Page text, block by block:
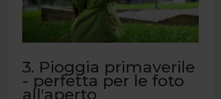
3. Pioggia primaverile
- perfetta per le foto
all'aperto